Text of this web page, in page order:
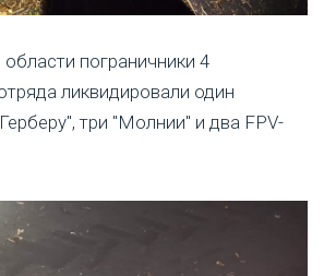
пограничники 4
ликвидировали один
три "Молнии" и два FPV-